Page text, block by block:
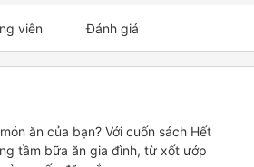
viên Đánh giá
ăn của bạn? Với cuốn sách Hết
tầm bữa ăn gia đình, từ xốt ướp